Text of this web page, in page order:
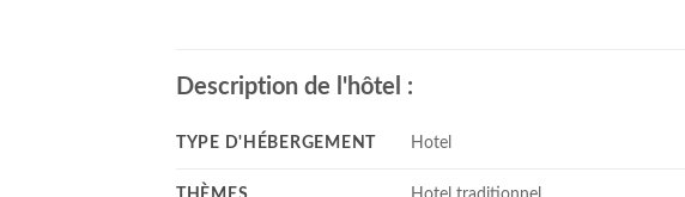
Description de l'hôtel :
TYPE D'HÉBERGEMENT Hotel